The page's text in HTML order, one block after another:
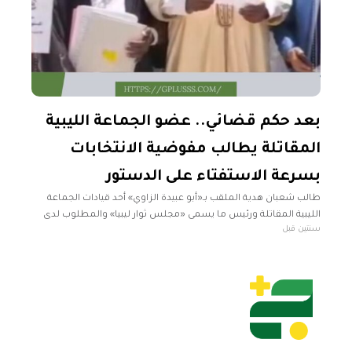
بعد حكم قضائي.. عضو الجماعة الليبية
المقاتلة يطالب مفوضية الانتخابات
بسرعة الاستفتاء على الدستور
طالب شعبان هدية الملقب بـ«أبو عبيدة الزاوي» أحد قيادات الجماعة
الليبية المقاتلة ورئيس ما يسمى «مجلس ثوار ليبيا» والمطلوب لدى
النائب العام، مفوضية الانتخابات في ليبيا من أمام مجمع محاكم
سنتين قبل